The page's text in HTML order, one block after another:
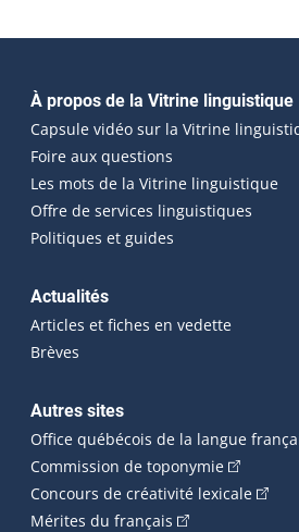
Navigation
À propos de la Vitrine linguistique
Capsule vidéo sur la Vitrine
Foire aux questions
Les mots de la Vitrine linguistique
Offre de services linguistiques
Politiques et guides
Actualités
Articles et fiches en vedette
Brèves
Autres sites
Office québécois de la langue
Commission de toponymie(Cet
Concours de créativité lexicale(Cet
Mérites du français (Cet hyperlien